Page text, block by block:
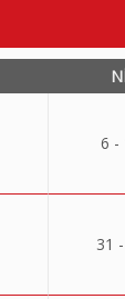
6 -
31